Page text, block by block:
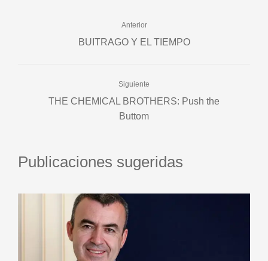
Anterior
BUITRAGO Y EL TIEMPO
Siguiente
THE CHEMICAL BROTHERS: Push the
Buttom
Publicaciones sugeridas